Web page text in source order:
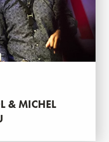
& MICHEL